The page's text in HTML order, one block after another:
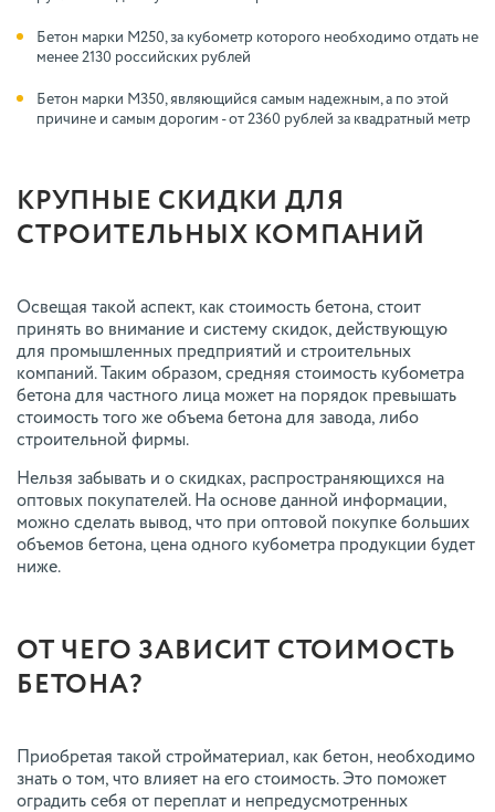
Бетон марки М250, за кубометр которого необходимо отдать не
менее 2130 российских рублей
Бетон марки М350, являющийся самым надежным, а по этой
причине и самым дорогим - от 2360 рублей за квадратный метр
КРУПНЫЕ СКИДКИ ДЛЯ
СТРОИТЕЛЬНЫХ КОМПАНИЙ
Освещая такой аспект, как стоимость бетона, стоит
принять во внимание и систему скидок, действующую
для промышленных предприятий и строительных
компаний. Таким образом, средняя стоимость кубометра
бетона для частного лица может на порядок превышать
стоимость того же объема бетона для завода, либо
строительной фирмы.
Нельзя забывать и о скидках, распространяющихся на
оптовых покупателей. На основе данной информации,
можно сделать вывод, что при оптовой покупке больших
объемов бетона, цена одного кубометра продукции будет
ниже.
ОТ ЧЕГО ЗАВИСИТ СТОИМОСТЬ
БЕТОНА?
Приобретая такой стройматериал, как бетон, необходимо
знать о том, что влияет на его стоимость. Это поможет
оградить себя от переплат и непредусмотренных